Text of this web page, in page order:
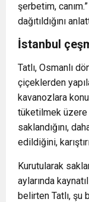
şerbetim,
dağıtıldığını
İstanbul
Tatlı, Osmanlı
çiçeklerden
kavanozlara
tüketilmek üzere
saklandığını,
edildiğini,
Kurutularak
aylarında
belirten Tatlı, şu